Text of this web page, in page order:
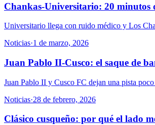
Chankas-Universitario: 20 minutos
Universitario llega con ruido médico y Los
Noticias·1 de marzo, 2026
Juan Pablo II-Cusco: el saque de
Juan Pablo II y Cusco FC dejan una pista
Noticias·28 de febrero, 2026
Clásico cusqueño: por qué el lado